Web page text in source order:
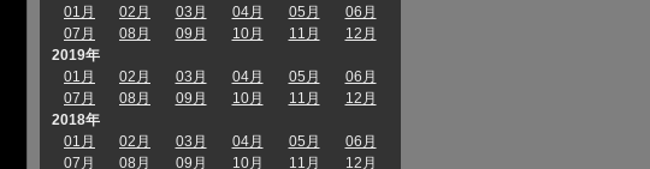
01月
02月 03月 04月 05月
06月
07月
08月 09月 10月 11月
12月
2019年
01月
02月 03月 04月 05月
06月
07月
08月 09月 10月 11月
12月
2018年
01月
02月 03月 04月 05月
06月
07月
08月 09月 10月 11月 12月